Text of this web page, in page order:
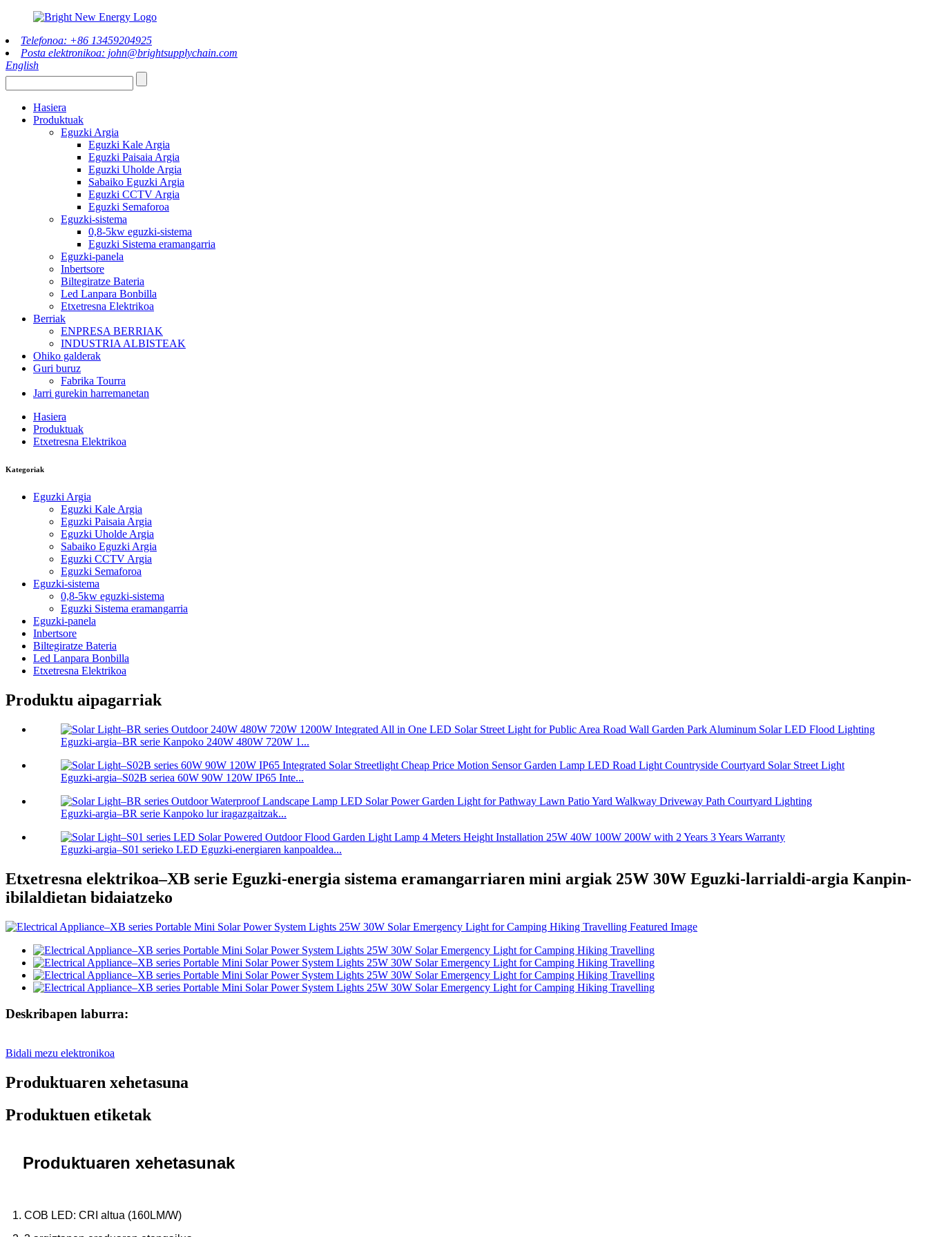
Telefonoa: +86 13459204925
Posta elektronikoa: john@brightsupplychain.com
English
Hasiera
Produktuak
Eguzki Argia
Eguzki Kale Argia
Eguzki Paisaia Argia
Eguzki Uholde Argia
Sabaiko Eguzki Argia
Eguzki CCTV Argia
Eguzki Semaforoa
Eguzki-sistema
0,8-5kw eguzki-sistema
Eguzki Sistema eramangarria
Eguzki-panela
Inbertsore
Biltegiratze Bateria
Led Lanpara Bonbilla
Etxetresna Elektrikoa
Berriak
ENPRESA BERRIAK
INDUSTRIA ALBISTEAK
Ohiko galderak
Guri buruz
Fabrika Tourra
Jarri gurekin harremanetan
Hasiera
Produktuak
Etxetresna Elektrikoa
Kategoriak
Eguzki Argia
Eguzki Kale Argia
Eguzki Paisaia Argia
Eguzki Uholde Argia
Sabaiko Eguzki Argia
Eguzki CCTV Argia
Eguzki Semaforoa
Eguzki-sistema
0,8-5kw eguzki-sistema
Eguzki Sistema eramangarria
Eguzki-panela
Inbertsore
Biltegiratze Bateria
Led Lanpara Bonbilla
Etxetresna Elektrikoa
Produktu aipagarriak
Eguzki-argia–BR serie Kanpoko 240W 480W 720W 1...
Eguzki-argia–S02B seriea 60W 90W 120W IP65 Inte...
Eguzki-argia–BR serie Kanpoko lur iragazgaitzak...
Eguzki-argia–S01 serieko LED Eguzki-energiaren kanpoaldea...
Etxetresna elektrikoa–XB serie Eguzki-energia sistema eramangarriaren mini argiak 25W 30W Eguzki-larrialdi-argia Kanpin-
ibilaldietan bidaiatzeko
Deskribapen laburra:
Bidali mezu elektronikoa
Produktuaren xehetasuna
Produktuen etiketak
Produktuaren xehetasunak
1. COB LED: CRI altua (160LM/W)